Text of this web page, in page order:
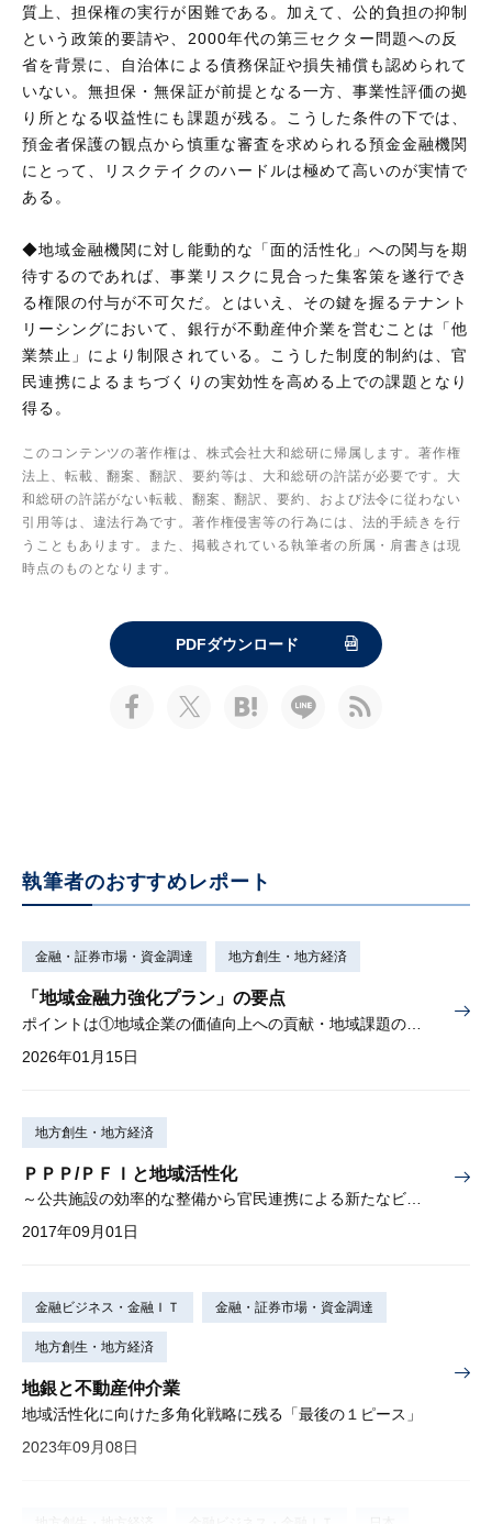
質上、担保権の実行が困難である。加えて、公的負担の抑制
という政策的要請や、2000年代の第三セクター問題への反
省を背景に、自治体による債務保証や損失補償も認められて
いない。無担保・無保証が前提となる一方、事業性評価の拠
り所となる収益性にも課題が残る。こうした条件の下では、
預金者保護の観点から慎重な審査を求められる預金金融機関
にとって、リスクテイクのハードルは極めて高いのが実情で
ある。
◆地域金融機関に対し能動的な「面的活性化」への関与を期
待するのであれば、事業リスクに見合った集客策を遂行でき
る権限の付与が不可欠だ。とはいえ、その鍵を握るテナント
リーシングにおいて、銀行が不動産仲介業を営むことは「他
業禁止」により制限されている。こうした制度的制約は、官
民連携によるまちづくりの実効性を高める上での課題となり
得る。
このコンテンツの著作権は、株式会社大和総研に帰属します。著作権
法上、転載、翻案、翻訳、要約等は、大和総研の許諾が必要です。大
和総研の許諾がない転載、翻案、翻訳、要約、および法令に従わない
引用等は、違法行為です。著作権侵害等の行為には、法的手続きを行
うこともあります。また、掲載されている執筆者の所属・肩書きは現
時点のものとなります。
PDFダウンロード
執筆者のおすすめレポート
金融・証券市場・資金調達 地方創生・地方経済
「地域金融力強化プラン」の要点
2026年01月15日
地方創生・地方経済
ＰＰＰ/ＰＦＩと地域活性化
～公共施設の効率的な整備から官民連携による新たなビジネス機会の創造へ～『大和総研調査季報』 2017年夏季号（Vol.27）掲載
2017年09月01日
金融ビジネス・金融ＩＴ 金融・証券市場・資金調達
地方創生・地方経済
地銀と不動産仲介業
地域活性化に向けた多角化戦略に残る「最後の１ピース」
2023年09月08日